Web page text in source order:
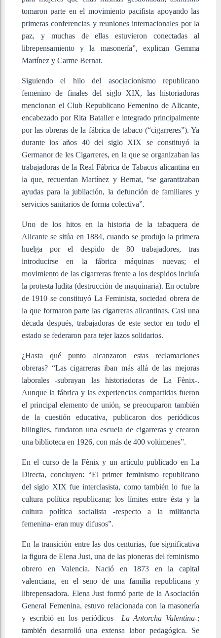
tomaron parte en el movimiento pacifista apoyando las
primeras conferencias y reuniones internacionales por la
paz, y muchas de ellas estuvieron conectadas al
librepensamiento y la masonería”, explican Gemma
Martínez y Carme Bernat.
Siguiendo el hilo del asociacionismo republicano
femenino de finales del siglo XIX, las historiadoras
mencionan el Club Republicano Femenino de Alicante,
encabezado por Rita Bataller e integrado principalmente
por las obreras de la fábrica de tabaco (“cigarreres”). Ya
durante los años 40 del siglo XIX se constituyó la
Germanor de les Cigarreres, en la que se organizaban las
trabajadoras de la Real Fábrica de Tabacos alicantina en
la que, recuerdan Martínez y Bernat, “se garantizaban
ayudas para la jubilación, la defunción de familiares y
servicios sanitarios de forma colectiva”.
Uno de los hitos en la historia de la tabaquera de
Alicante se sitúa en 1884, cuando se produjo la primera
huelga por el despido de 80 trabajadores, tras
introducirse en la fábrica máquinas nuevas; el
movimiento de las cigarreras frente a los despidos incluía
la protesta ludita (destrucción de maquinaria). En octubre
de 1910 se constituyó La Feminista, sociedad obrera de
la que formaron parte las cigarreras alicantinas. Casi una
década después, trabajadoras de este sector en todo el
estado se federaron para tejer lazos solidarios.
¿Hasta qué punto alcanzaron estas reclamaciones
obreras? “Las cigarreras iban más allá de las mejoras
laborales -subrayan las historiadoras de La Fènix-.
Aunque la fábrica y las experiencias compartidas fueron
el principal elemento de unión, se preocuparon también
de la cuestión educativa, publicaron dos periódicos
bilingües, fundaron una escuela de cigarreras y crearon
una biblioteca en 1926, con más de 400 volúmenes”.
En el curso de la Fènix y un artículo publicado en La
Directa, concluyen: “El primer feminismo republicano
del siglo XIX fue interclasista, como también lo fue la
cultura política republicana; los límites entre ésta y la
cultura política socialista -respecto a la militancia
femenina- eran muy difusos”.
En la transición entre las dos centurias, fue significativa
la figura de Elena Just, una de las pioneras del feminismo
obrero en Valencia. Nació en 1873 en la capital
valenciana, en el seno de una familia republicana y
librepensadora. Elena Just formó parte de la Asociación
General Femenina, estuvo relacionada con la masonería
y escribió en los periódicos –La Antorcha Valentina-;
también desarrolló una extensa labor pedagógica. Se